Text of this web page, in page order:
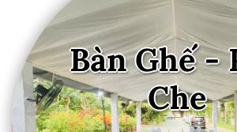
Bàn Ghế -
Che